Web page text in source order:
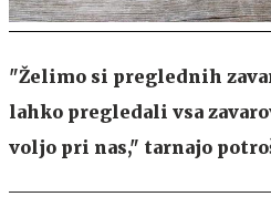
"Želimo si preglednih
lahko pregledali vsa
voljo pri nas," tarnajo